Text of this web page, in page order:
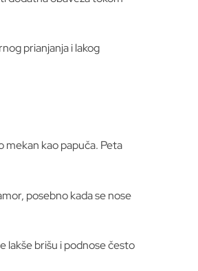
prianjanja i lakog
mekan kao papuča. Peta
posebno kada se nose
lakše brišu i podnose često